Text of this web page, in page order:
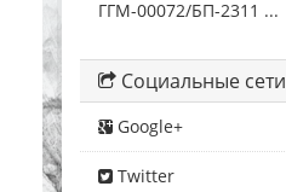
ГГМ-00072/БП-2311 ...
Социальные сети
Google+
Twitter